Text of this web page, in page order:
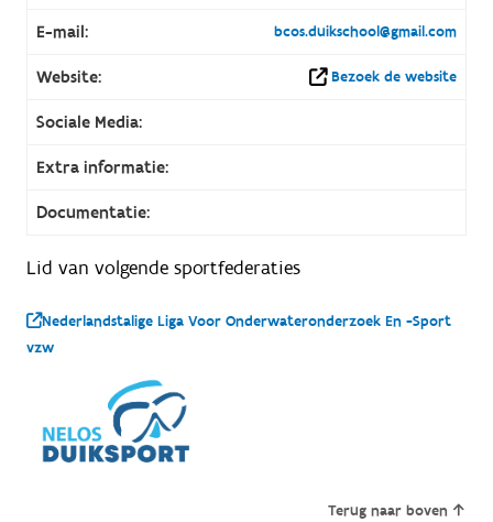
E-mail: bcos.duikschool@gmail.com
Website: Bezoek de website
Sociale Media:
Extra informatie:
Documentatie:
Lid van volgende sportfederaties
Nederlandstalige Liga Voor Onderwateronderzoek En -Sport
vzw
Terug naar boven